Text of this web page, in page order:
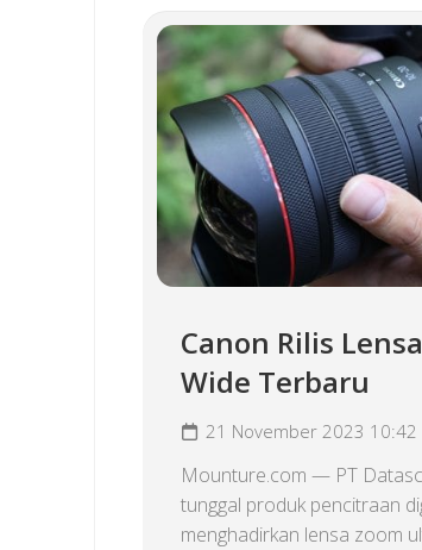
Canon Rilis
Wide Terbaru
21 November 2023 10:42
Mounture.com — PT
tunggal produk pencitraan
menghadirkan lensa zoom